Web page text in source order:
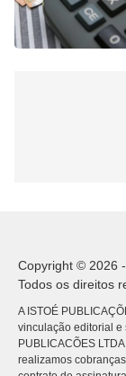
Copyright © 2026
Todos os direitos
A ISTOÉ
vinculação editorial e
PUBLICACÕES
realizamos